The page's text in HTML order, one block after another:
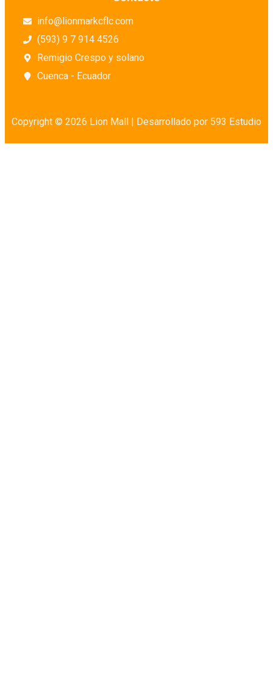
info@lionmarkcflc.com
(593) 9 7 914 4526
Remigio Crespo y solano
Cuenca - Ecuador
Copyright © 2026 Lion Mall | Desarrollado por 593 Estudio